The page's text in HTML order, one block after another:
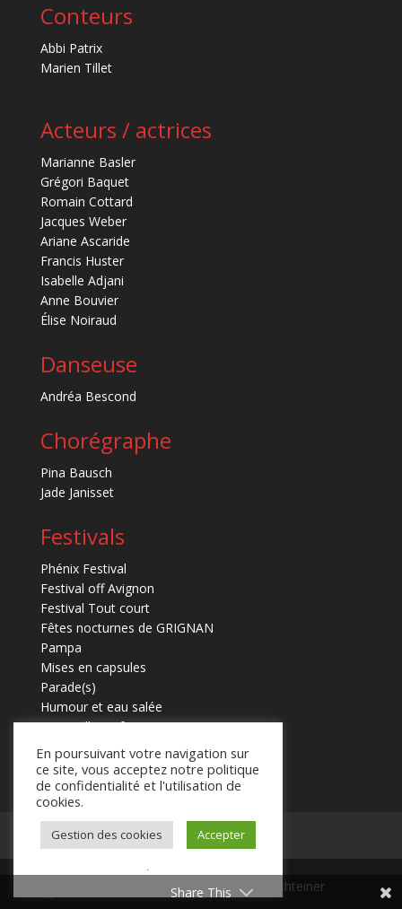
Conteurs
Abbi Patrix
Marien Tillet
Acteurs / actrices
Marianne Basler
Grégori Baquet
Romain Cottard
Jacques Weber
Ariane Ascaride
Francis Huster
Isabelle Adjani
Anne Bouvier
Élise Noiraud
Danseuse
Andréa Bescond
Chorégraphe
Pina Bausch
Jade Janisset
Festivals
Phénix Festival
Festival off Avignon
Festival Tout court
Fêtes nocturnes de GRIGNAN
Pampa
Mises en capsules
Parade(s)
Humour et eau salée
Marmaille en fugues
Mentions légales Contact
© 2025 Laurent Schteiner
En poursuivant votre navigation sur
ce site, vous acceptez notre politique
de confidentialité et l'utilisation de
cookies.
Gestion des cookies Accepter
.
Share This